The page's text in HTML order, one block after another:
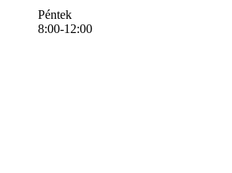
Péntek
8:00-12:00